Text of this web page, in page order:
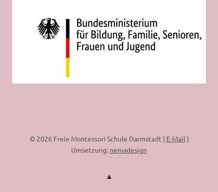
© 2026 Freie Montessori Schule Darmstadt | E-Mail |
Umsetzung: nemadesign